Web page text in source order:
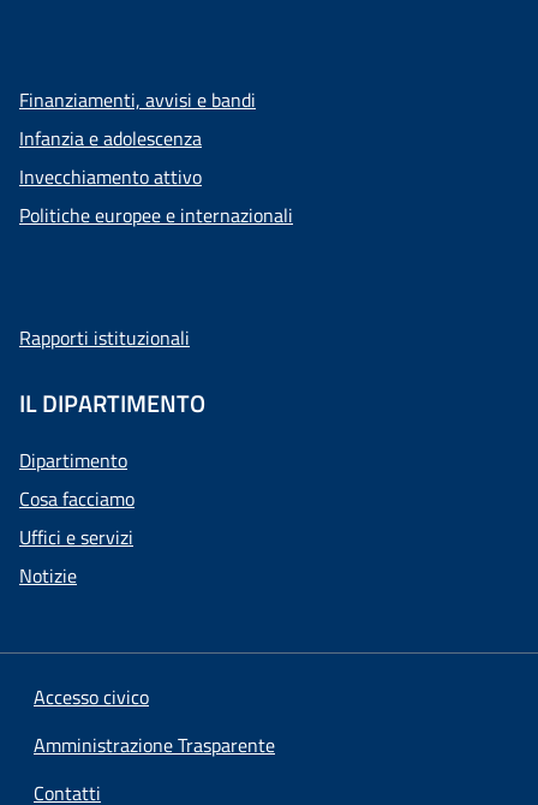
Finanziamenti, avvisi e bandi
Infanzia e adolescenza
Invecchiamento attivo
Politiche europee e internazionali
Rapporti istituzionali
IL DIPARTIMENTO
Dipartimento
Cosa facciamo
Uffici e servizi
Notizie
Accesso civico
Amministrazione Trasparente
Contatti